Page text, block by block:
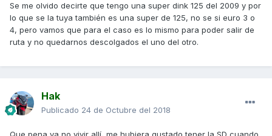
Se me olvido decirte que tengo una super dink 125 del 2009 y por
lo que se la tuya también es una super de 125, no se si euro 3 o
4, pero vamos que para el caso es lo mismo para poder salir de
ruta y no quedarnos descolgados el uno del otro.
Hak
Publicado 24 de Octubre del 2018